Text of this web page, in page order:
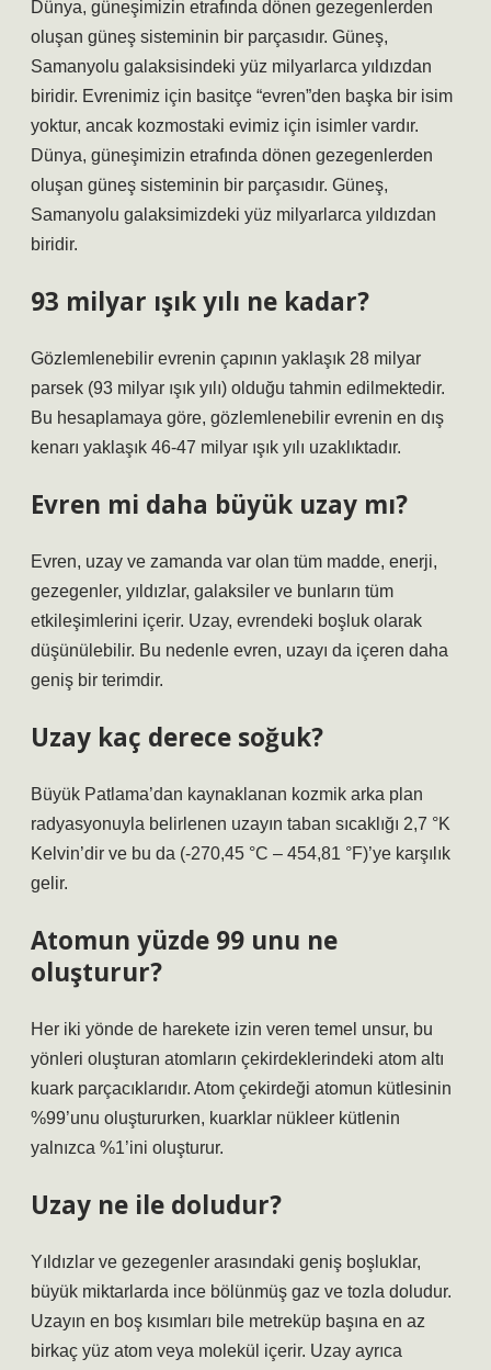
Dünya, güneşimizin etrafında dönen gezegenlerden
oluşan güneş sisteminin bir parçasıdır. Güneş,
Samanyolu galaksisindeki yüz milyarlarca yıldızdan
biridir. Evrenimiz için basitçe “evren”den başka bir isim
yoktur, ancak kozmostaki evimiz için isimler vardır.
Dünya, güneşimizin etrafında dönen gezegenlerden
oluşan güneş sisteminin bir parçasıdır. Güneş,
Samanyolu galaksimizdeki yüz milyarlarca yıldızdan
biridir.
93 milyar ışık yılı ne kadar?
Gözlemlenebilir evrenin çapının yaklaşık 28 milyar
parsek (93 milyar ışık yılı) olduğu tahmin edilmektedir.
Bu hesaplamaya göre, gözlemlenebilir evrenin en dış
kenarı yaklaşık 46-47 milyar ışık yılı uzaklıktadır.
Evren mi daha büyük uzay mı?
Evren, uzay ve zamanda var olan tüm madde, enerji,
gezegenler, yıldızlar, galaksiler ve bunların tüm
etkileşimlerini içerir. Uzay, evrendeki boşluk olarak
düşünülebilir. Bu nedenle evren, uzayı da içeren daha
geniş bir terimdir.
Uzay kaç derece soğuk?
Büyük Patlama’dan kaynaklanan kozmik arka plan
radyasyonuyla belirlenen uzayın taban sıcaklığı 2,7 °K
Kelvin’dir ve bu da (-270,45 °C – 454,81 °F)’ye karşılık
gelir.
Atomun yüzde 99 unu ne
oluşturur?
Her iki yönde de harekete izin veren temel unsur, bu
yönleri oluşturan atomların çekirdeklerindeki atom altı
kuark parçacıklarıdır. Atom çekirdeği atomun kütlesinin
%99’unu oluştururken, kuarklar nükleer kütlenin
yalnızca %1’ini oluşturur.
Uzay ne ile doludur?
Yıldızlar ve gezegenler arasındaki geniş boşluklar,
büyük miktarlarda ince bölünmüş gaz ve tozla doludur.
Uzayın en boş kısımları bile metreküp başına en az
birkaç yüz atom veya molekül içerir. Uzay ayrıca